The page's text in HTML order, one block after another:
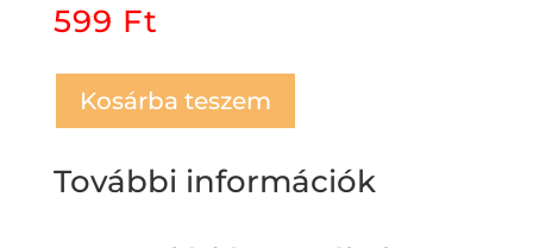
599 Ft
Kosárba teszem
További információk